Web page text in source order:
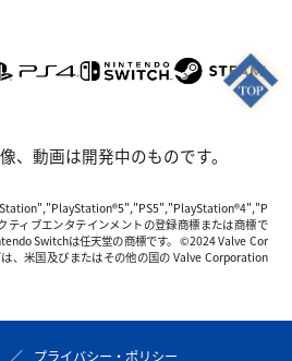
、動画は開発中のものです。
ティブエンタテインメントの登録商標または商標で
Switchは任天堂の商標です。 ©2024 Valve Cor
、米国及びまたはその他の国の Valve Corporation
プライバシー・ポリシー